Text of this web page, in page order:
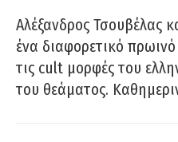
Αλέξανδρος Τσουβέλας
ένα διαφορετικό
τις cult μορφές του
του θεάματος.